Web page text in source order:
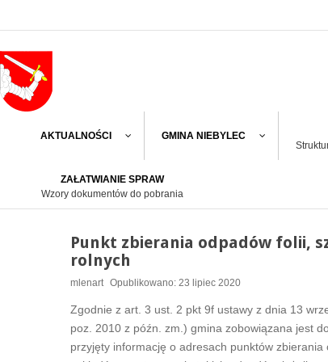
AKTUALNOŚCI GMINA NIEBYLEC
ZAŁATWIANIE SPRAW
Wzory dokumentów do pobrania
Punkt zbierania odpadów folii,
rolnych
mlenart Opublikowano: 23 lipiec 2020
Zgodnie z art. 3 ust. 2 pkt 9f ustawy z dnia 13
poz. 2010 z późn. zm.) gmina zobowiązana jest
przyjęty informację o adresach punktów